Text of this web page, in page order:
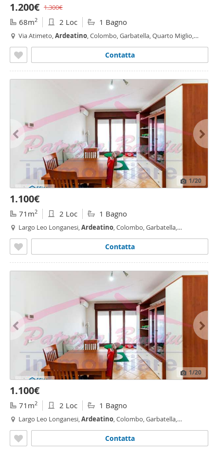
1.200€ 1.300€
68m2 2 Loc 1 Bagno
Via Atimeto,Ardeatino, Colombo, Garbatella, Quarto Miglio,
Contatta
1/20
1.100€
71m2 2 Loc 1 Bagno
Largo Leo Longanesi,Ardeatino, Colombo, Garbatella,
Contatta
1/20
1.100€
71m2 2 Loc 1 Bagno
Largo Leo Longanesi,Ardeatino, Colombo, Garbatella,
Contatta